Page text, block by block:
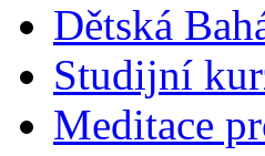
Dětská
Studijní
Meditace